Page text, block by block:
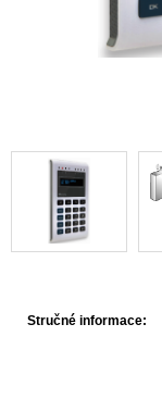
Stručné informace: